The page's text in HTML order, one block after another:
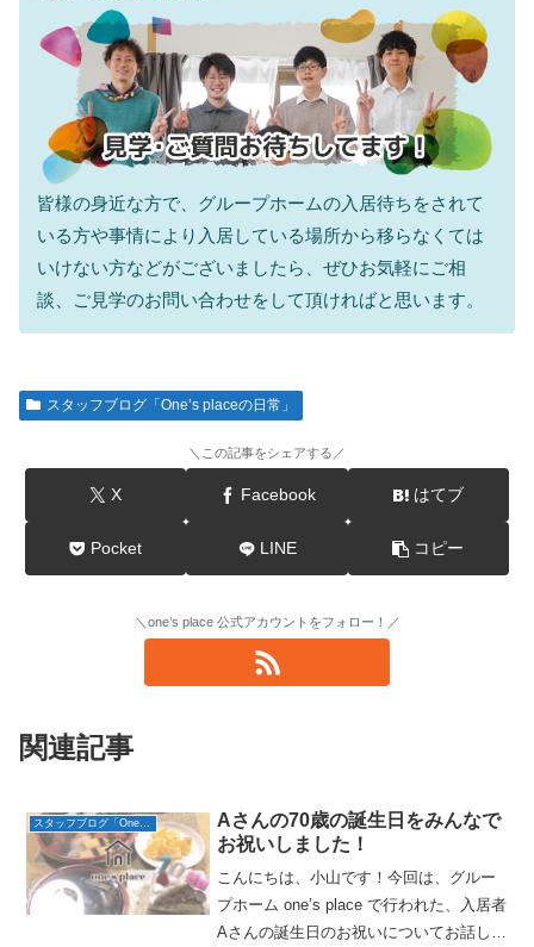
皆様の身近な方で、グループホームの入居待ちをされて
いる方や事情により入居している場所から移らなくては
いけない方などがございましたら、ぜひお気軽にご相
談、ご見学のお問い合わせをして頂ければと思います。
スタッフブログ「One’s placeの日常」
＼この記事をシェアする／
X Facebook はてブ
Pocket LINE コピー
＼one’s place 公式アカウントをフォロー！／
関連記事
スタッフブログ「One’s placeの日常」
Aさんの70歳の誕生日をみんなで
お祝いしました！
こんにちは、小山です！今回は、グルー
プホーム one’s place で行われた、入居者
Aさんの誕生日のお祝いについてお話しし